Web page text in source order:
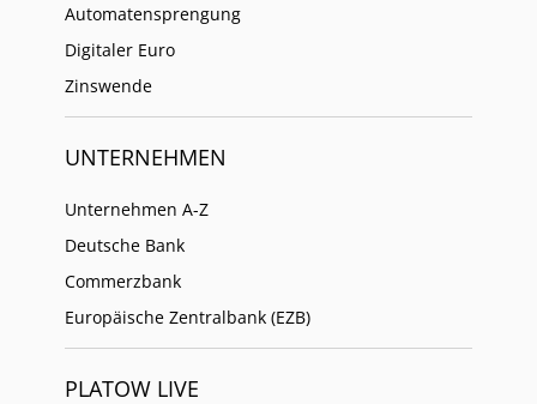
Automatensprengung
Digitaler Euro
Zinswende
UNTERNEHMEN
Unternehmen A-Z
Deutsche Bank
Commerzbank
Europäische Zentralbank (EZB)
PLATOW LIVE